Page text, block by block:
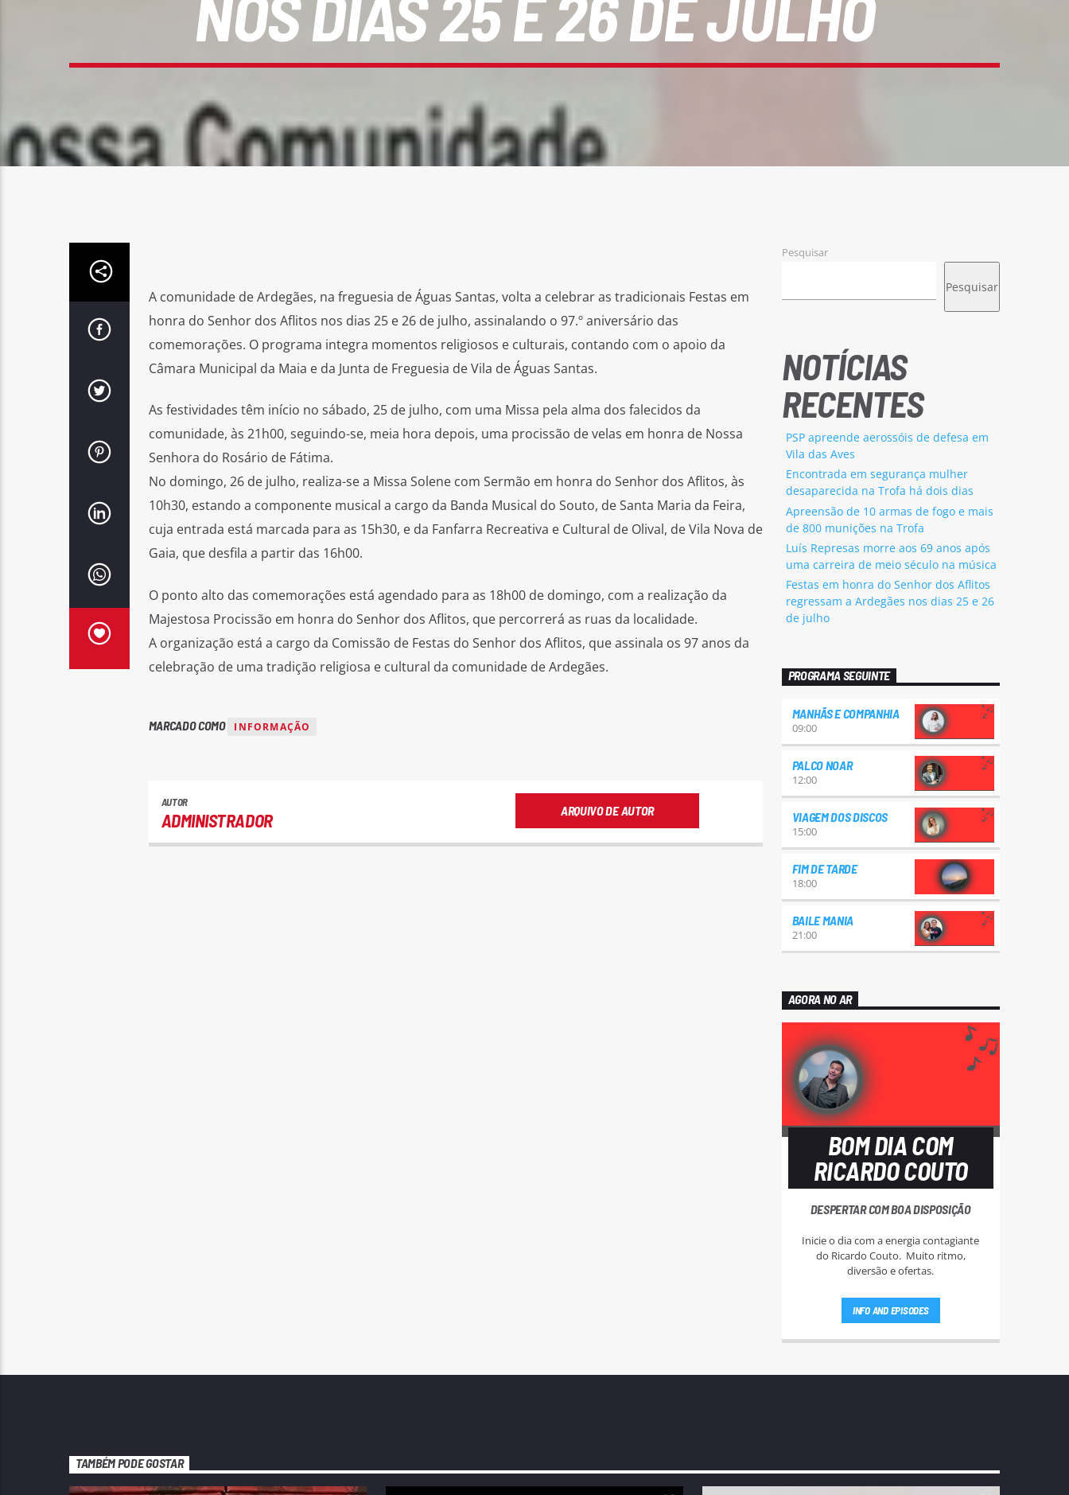
A comunidade de Ardegães, na freguesia de Águas Santas, volta a celebrar as tradicionais Festas em
honra do Senhor dos Aflitos nos dias 25 e 26 de julho, assinalando o 97.º aniversário das
comemorações. O programa integra momentos religiosos e culturais, contando com o apoio da
Câmara Municipal da Maia e da Junta de Freguesia de Vila de Águas Santas.
As festividades têm início no sábado, 25 de julho, com uma Missa pela alma dos falecidos da
comunidade, às 21h00, seguindo-se, meia hora depois, uma procissão de velas em honra de Nossa
Senhora do Rosário de Fátima.
No domingo, 26 de julho, realiza-se a Missa Solene com Sermão em honra do Senhor dos Aflitos, às
10h30, estando a componente musical a cargo da Banda Musical do Souto, de Santa Maria da Feira,
cuja entrada está marcada para as 15h30, e da Fanfarra Recreativa e Cultural de Olival, de Vila Nova de
Gaia, que desfila a partir das 16h00.
O ponto alto das comemorações está agendado para as 18h00 de domingo, com a realização da
Majestosa Procissão em honra do Senhor dos Aflitos, que percorrerá as ruas da localidade.
A organização está a cargo da Comissão de Festas do Senhor dos Aflitos, que assinala os 97 anos da
celebração de uma tradição religiosa e cultural da comunidade de Ardegães.
MARCADO COMO INFORMAÇÃO
AUTOR
ADMINISTRADOR ARQUIVO DE AUTOR
Pesquisar
Pesquisar
NOTÍCIAS
RECENTES
PSP apreende aerossóis de defesa em
Vila das Aves
Encontrada em segurança mulher
desaparecida na Trofa há dois dias
Apreensão de 10 armas de fogo e mais
de 800 munições na Trofa
Luís Represas morre aos 69 anos após
uma carreira de meio século na música
Festas em honra do Senhor dos Aflitos
regressam a Ardegães nos dias 25 e 26
de julho
PROGRAMA SEGUINTE
MANHÃS E COMPANHIA
09:00
PALCO NOAR
12:00
VIAGEM DOS DISCOS
15:00
FIM DE TARDE
18:00
BAILE MANIA
21:00
AGORA NO AR
BOM DIA COM
RICARDO COUTO
DESPERTAR COM BOA DISPOSIÇÃO
Inicie o dia com a energia contagiante
do Ricardo Couto. Muito ritmo,
diversão e ofertas.
INFO AND EPISODES
TAMBÉM PODE GOSTAR